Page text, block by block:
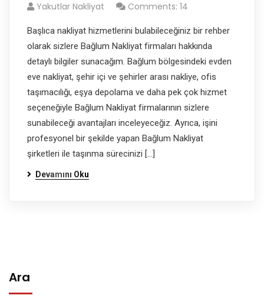
Yakutlar Nakliyat Comments: 14
Başlıca nakliyat hizmetlerini bulabileceğiniz bir rehber
olarak sizlere Bağlum Nakliyat firmaları hakkında
detaylı bilgiler sunacağım. Bağlum bölgesindeki evden
eve nakliyat, şehir içi ve şehirler arası nakliye, ofis
taşımacılığı, eşya depolama ve daha pek çok hizmet
seçeneğiyle Bağlum Nakliyat firmalarının sizlere
sunabileceği avantajları inceleyeceğiz. Ayrıca, işini
profesyonel bir şekilde yapan Bağlum Nakliyat
şirketleri ile taşınma sürecinizi […]
Devamını Oku
Ara